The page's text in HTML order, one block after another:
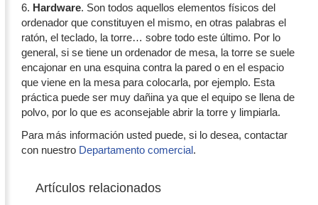
6. Hardware. Son todos aquellos elementos físicos del
ordenador que constituyen el mismo, en otras palabras el
ratón, el teclado, la torre… sobre todo este último. Por lo
general, si se tiene un ordenador de mesa, la torre se suele
encajonar en una esquina contra la pared o en el espacio
que viene en la mesa para colocarla, por ejemplo. Esta
práctica puede ser muy dañina ya que el equipo se llena de
polvo, por lo que es aconsejable abrir la torre y limpiarla.
Para más información usted puede, si lo desea, contactar
con nuestro Departamento comercial.
Artículos relacionados